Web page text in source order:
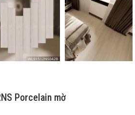
Porcelain mờ